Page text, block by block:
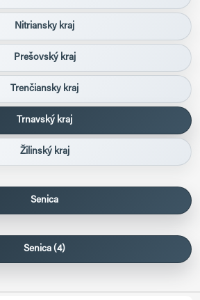
Nitriansky kraj
Prešovský kraj
Trenčiansky kraj
Trnavský kraj
Žilinský kraj
Senica
Senica (4)